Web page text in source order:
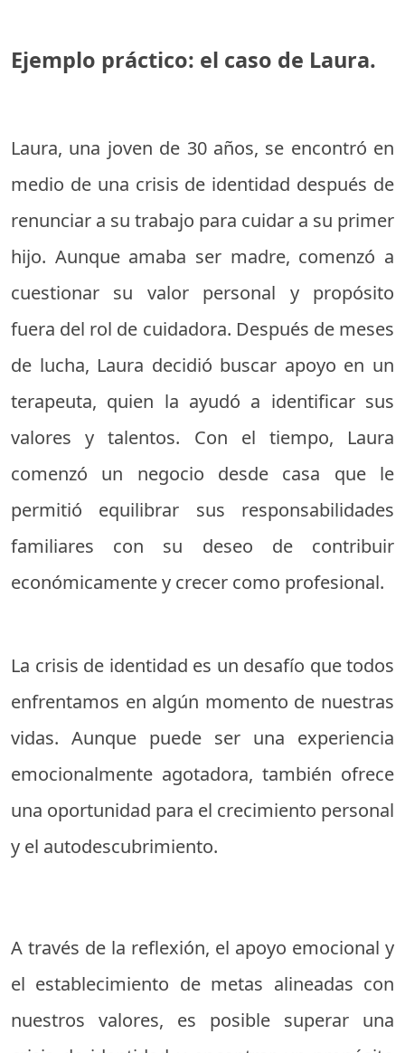
Ejemplo práctico: el caso de Laura.
Laura, una joven de 30 años, se encontró en
medio de una crisis de identidad después de
renunciar a su trabajo para cuidar a su primer
hijo. Aunque amaba ser madre, comenzó a
cuestionar su valor personal y propósito
fuera del rol de cuidadora. Después de meses
de lucha, Laura decidió buscar apoyo en un
terapeuta, quien la ayudó a identificar sus
valores y talentos. Con el tiempo, Laura
comenzó un negocio desde casa que le
permitió equilibrar sus responsabilidades
familiares con su deseo de contribuir
económicamente y crecer como profesional.
La crisis de identidad es un desafío que todos
enfrentamos en algún momento de nuestras
vidas. Aunque puede ser una experiencia
emocionalmente agotadora, también ofrece
una oportunidad para el crecimiento personal
y el autodescubrimiento.
A través de la reflexión, el apoyo emocional y
el establecimiento de metas alineadas con
nuestros valores, es posible superar una